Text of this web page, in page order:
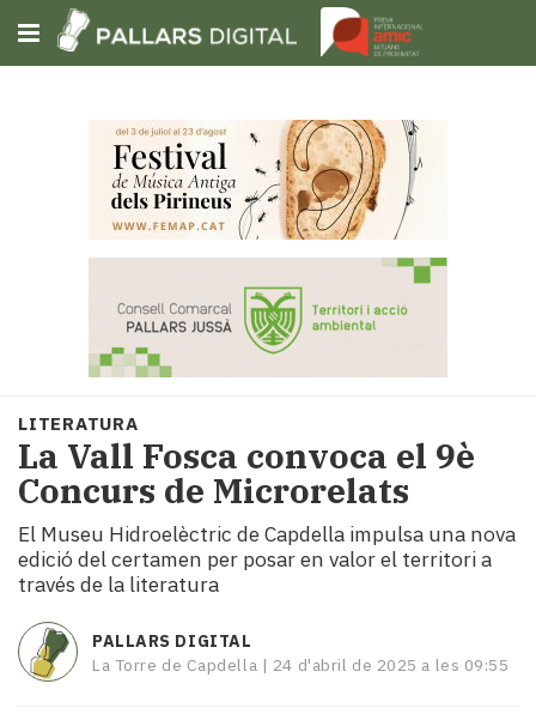
Subscriu-t'hi
Portada
Societat
Política
i
municipis
Economia
i
turisme
Esports
Mai
LITERATURA
​La Vall Fosca convoca el 9è
Concurs de Microrelats
El Museu Hidroelèctric de Capdella impulsa una nova
edició del certamen per posar en valor el territori a
través de la literatura
PALLARS DIGITAL
La Torre de Capdella | 24 d'abril de 2025 a les 09:55